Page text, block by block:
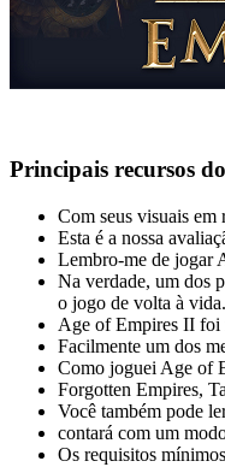
Principais recursos
Com seus visuais
Esta é a nossa
Lembro-me de jogar
Na verdade, um dos
o jogo de volta à vida.
Age of Empires II foi
Facilmente um dos
Como joguei Age of
Forgotten Empires,
Você também pode
contará com um
Os requisitos